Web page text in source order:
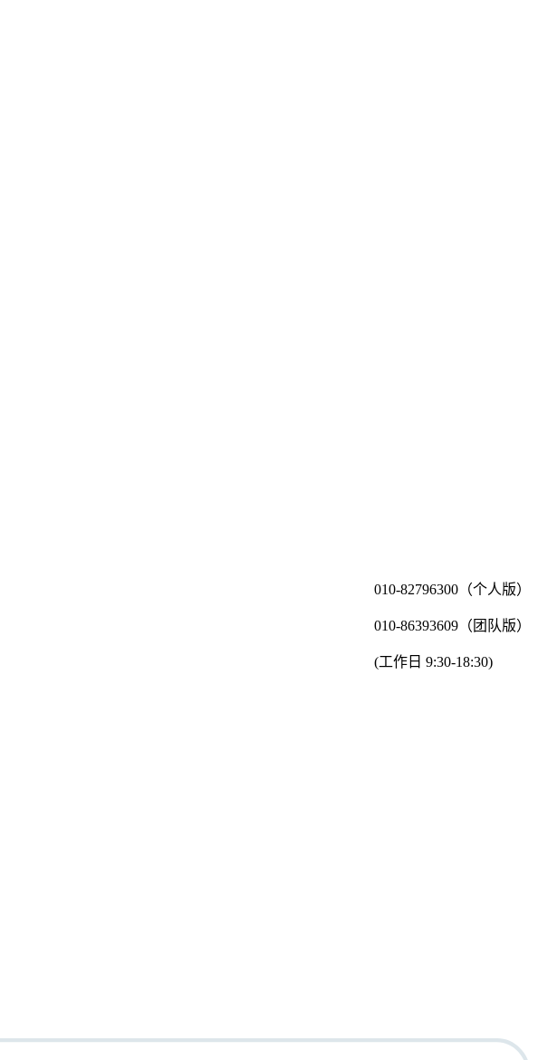
010-82796300（个人版）
010-86393609（团队版）
(工作日 9:30-18:30)